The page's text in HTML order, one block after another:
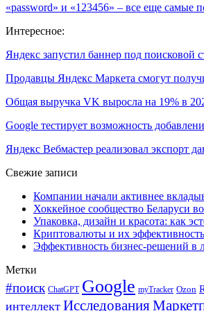
«password» и «123456» – все еще самые
Интересное:
Яндекс запустил баннер под поисковой
Продавцы Яндекс Маркета cмогут
Общая выручка VK выросла на 19% в
Google тестирует возможность
Яндекс Вебмастер реализовал экспорт
Свежие записи
Компании начали активнее
Хоккейное сообщество Беларуси
Упаковка, дизайн и красота: как
Криптовалюты и их
Эффективность бизнес-решений в
Метки
#поиск ChatGPT Google myTracker Ozon
интеллект Исследования